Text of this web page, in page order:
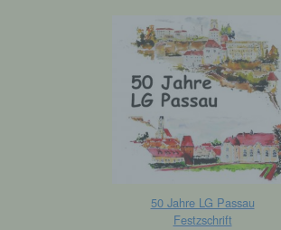
50 Jahre LG Passau
Festzschrift
Zweck dieser Wiedererkennung ist es,
Nutzern die Verwendung unserer
erleichtern. Der Benutzer einer
Cookies verwendet, muss
jedem Besuch der Internetseite erneut
Zugangsdaten eingeben, weil dies
Internetseite und dem auf dem
des Benutzers abgelegten Cookie
wird. Ein weiteres Beispiel ist das
Warenkorbes im Online-Shop. Der
merkt sich die Artikel, die ein Kunde in
virtuellen Warenkorb gelegt hat, über